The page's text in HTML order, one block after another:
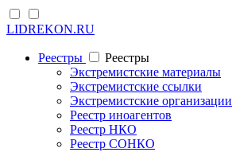
LIDREKON.RU
Реестры
Реестры
Экстремистские материалы
Экстремистские ссылки
Экстремистские организации
Реестр иноагентов
Реестр НКО
Реестр СОНКО